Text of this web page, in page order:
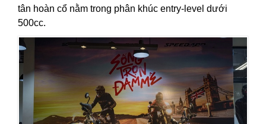
tân hoàn cổ nằm trong phân khúc entry-level dưới
500cc.